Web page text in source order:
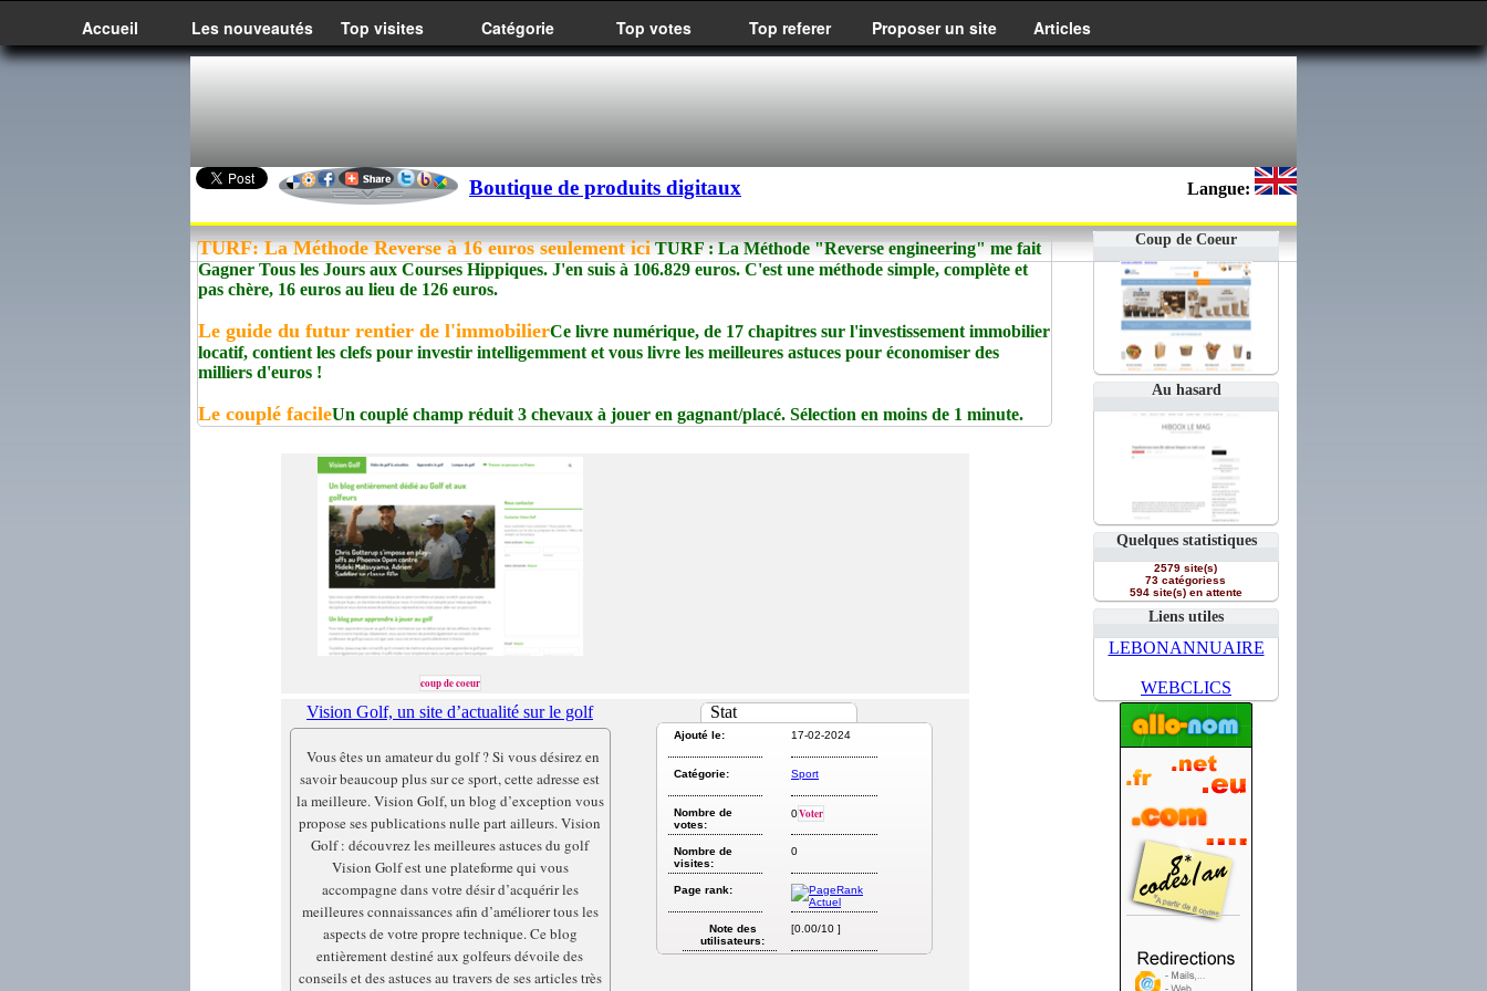
Accueil Les nouveautés Top visites Catégorie Top votes Top referer Proposer un site Articles
Boutique de produits digitaux Langue:
Coup de Coeur
Au hasard
Quelques statistiques
2579 site(s)
73 catégoriess
594 site(s) en attente
Liens utiles
LEBONANNUAIRE
WEBCLICS
TURF: La Méthode Reverse à 16 euros seulement iciTURF : La Méthode "Reverse engineering" me fait
Gagner Tous les Jours aux Courses Hippiques. J'en suis à 106.829 euros. C'est une méthode simple, complète et
pas chère, 16 euros au lieu de 126 euros.
Le guide du futur rentier de l'immobilierCe livre numérique, de 17 chapitres sur l'investissement immobilier
locatif, contient les clefs pour investir intelligemment et vous livre les meilleures astuces pour économiser des
milliers d'euros !
Le couplé facileUn couplé champ réduit 3 chevaux à jouer en gagnant/placé. Sélection en moins de 1 minute.
coup de coeur
Stat
Ajouté le: 17-02-2024
Catégorie: Sport
Nombre de
votes:
0Voter
Nombre de
visites:
0
Page rank:
Note des
utilisateurs:
[0.00/10 ]
Vision Golf, un site d’actualité sur le golf
Vous êtes un amateur du golf ? Si vous désirez en
savoir beaucoup plus sur ce sport, cette adresse est
la meilleure. Vision Golf, un blog d’exception vous
propose ses publications nulle part ailleurs. Vision
Golf : découvrez les meilleures astuces du golf
Vision Golf est une plateforme qui vous
accompagne dans votre désir d’acquérir les
meilleures connaissances afin d’améliorer tous les
aspects de votre propre technique. Ce blog
entièrement destiné aux golfeurs dévoile des
conseils et des astuces au travers de ses articles très